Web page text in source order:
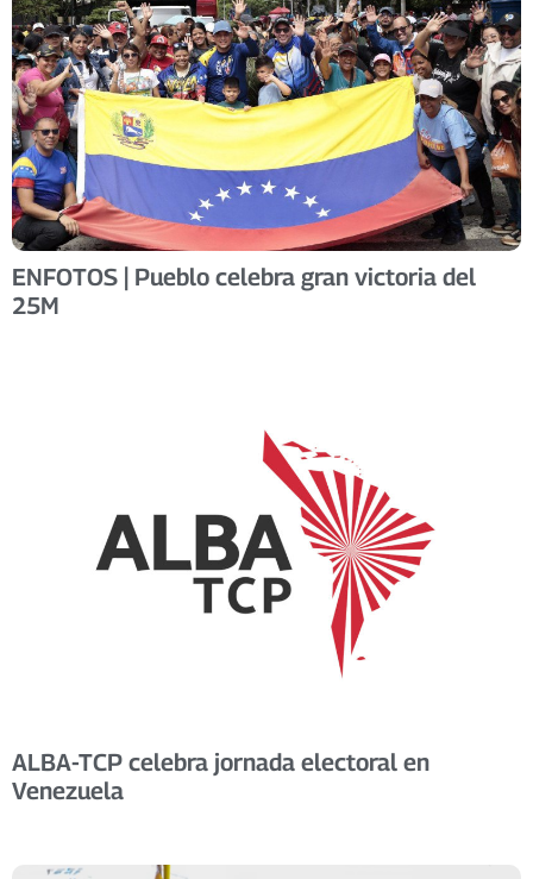
ENFOTOS | Pueblo celebra gran victoria del
25M
ALBA-TCP celebra jornada electoral en
Venezuela